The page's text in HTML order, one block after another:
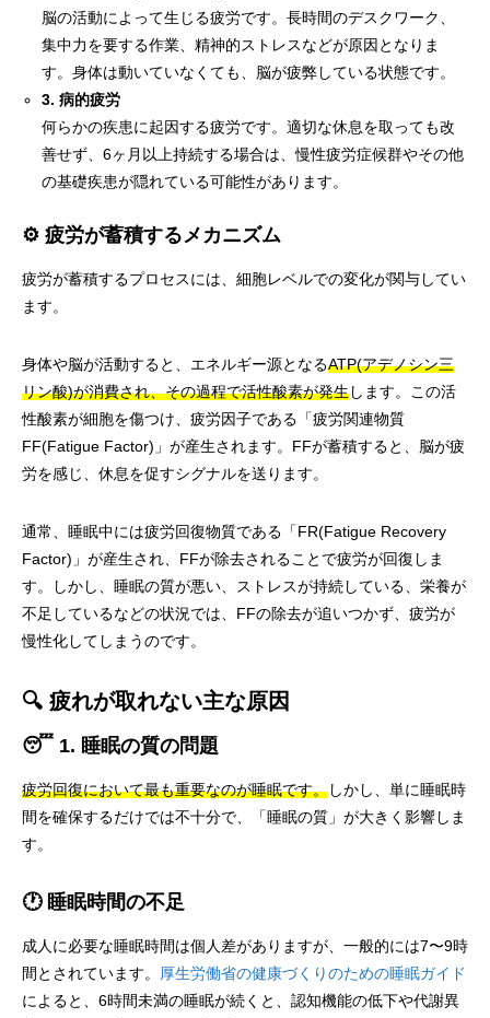
脳の活動によって生じる疲労です。長時間のデスクワーク、
集中力を要する作業、精神的ストレスなどが原因となりま
す。身体は動いていなくても、脳が疲弊している状態です。
3. 病的疲労
何らかの疾患に起因する疲労です。適切な休息を取っても改
善せず、6ヶ月以上持続する場合は、慢性疲労症候群やその他
の基礎疾患が隠れている可能性があります。
⚙️ 疲労が蓄積するメカニズム
疲労が蓄積するプロセスには、細胞レベルでの変化が関与してい
ます。
身体や脳が活動すると、エネルギー源となるATP(アデノシン三
リン酸)が消費され、その過程で活性酸素が発生します。この活
性酸素が細胞を傷つけ、疲労因子である「疲労関連物質
FF(Fatigue Factor)」が産生されます。FFが蓄積すると、脳が疲
労を感じ、休息を促すシグナルを送ります。
通常、睡眠中には疲労回復物質である「FR(Fatigue Recovery
Factor)」が産生され、FFが除去されることで疲労が回復しま
す。しかし、睡眠の質が悪い、ストレスが持続している、栄養が
不足しているなどの状況では、FFの除去が追いつかず、疲労が
慢性化してしまうのです。
🔍 疲れが取れない主な原因
😴 1. 睡眠の質の問題
疲労回復において最も重要なのが睡眠です。しかし、単に睡眠時
間を確保するだけでは不十分で、「睡眠の質」が大きく影響しま
す。
🕐 睡眠時間の不足
成人に必要な睡眠時間は個人差がありますが、一般的には7〜9時
間とされています。
厚生労働省の健康づくりのための睡眠ガイド
によると、6時間未満の睡眠が続くと、認知機能の低下や代謝異